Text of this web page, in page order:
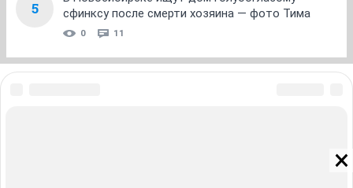
5
сфинксу после смерти хозяина — фото Тима
0 11